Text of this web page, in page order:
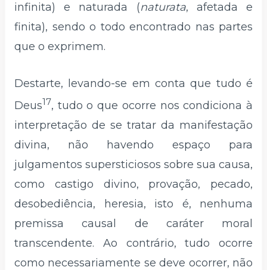
infinita) e naturada (naturata, afetada e
finita), sendo o todo encontrado nas partes
que o exprimem.
Destarte, levando-se em conta que tudo é
Deus17, tudo o que ocorre nos condiciona à
interpretação de se tratar da manifestação
divina, não havendo espaço para
julgamentos supersticiosos sobre sua causa,
como castigo divino, provação, pecado,
desobediência, heresia, isto é, nenhuma
premissa causal de caráter moral
transcendente. Ao contrário, tudo ocorre
como necessariamente se deve ocorrer, não